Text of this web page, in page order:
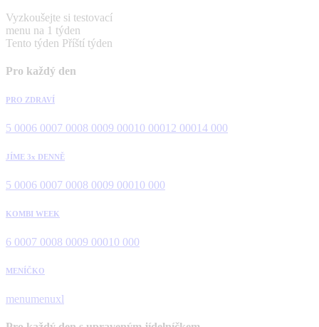
Vyzkoušejte si testovací
menu na 1 týden
Tento týden Příští týden
Pro každý den
PRO ZDRAVÍ
5 0006 0007 0008 0009 00010 00012 00014 000
JÍME 3x DENNĚ
5 0006 0007 0008 0009 00010 000
KOMBI WEEK
6 0007 0008 0009 00010 000
MENÍČKO
menumenuxl